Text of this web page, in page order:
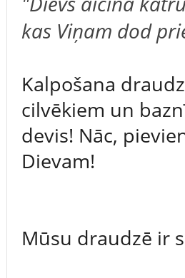
kas Viņam dod
Kalpošana
cilvēkiem un
devis! Nāc,
Dievam!
Mūsu draudzē ir